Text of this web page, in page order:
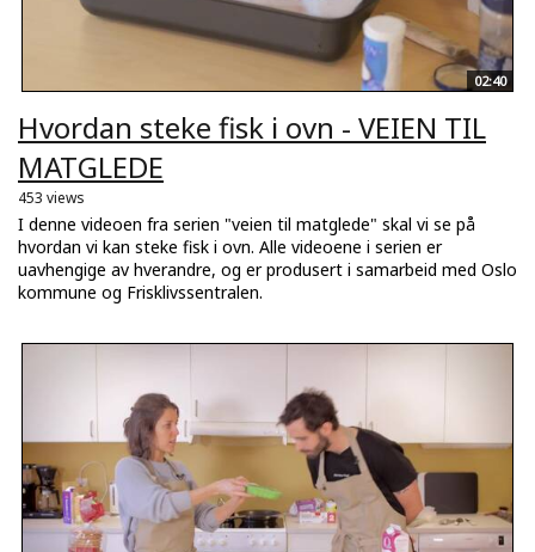
02:40
Hvordan steke fisk i ovn - VEIEN TIL
MATGLEDE
453 views
I denne videoen fra serien "veien til matglede" skal vi se på
hvordan vi kan steke fisk i ovn. Alle videoene i serien er
uavhengige av hverandre, og er produsert i samarbeid med Oslo
kommune og Frisklivssentralen.